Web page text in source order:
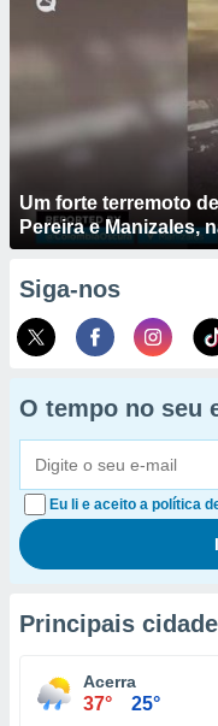
Um forte terremoto
Pereira e Manizales,
Siga-nos
O tempo no seu
Eu li e aceito a política
Principais
Acerra
37° 25°